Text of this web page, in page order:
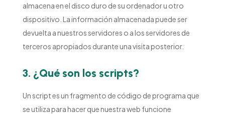
almacena en el disco duro de su ordenador u otro
dispositivo. La información almacenada puede ser
devuelta a nuestros servidores o a los servidores de
terceros apropiados durante una visita posterior.
3. ¿Qué son los scripts?
Un script es un fragmento de código de programa que
se utiliza para hacer que nuestra web funcione